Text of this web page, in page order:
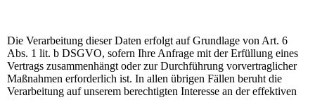
Die Verarbeitung dieser Daten erfolgt auf Grundlage von Art. 6
Abs. 1 lit. b DSGVO, sofern Ihre Anfrage mit der Erfüllung eines
Vertrags zusammenhängt oder zur Durchführung vorvertraglicher
Maßnahmen erforderlich ist. In allen übrigen Fällen beruht die
Verarbeitung auf unserem berechtigten Interesse an der effektiven